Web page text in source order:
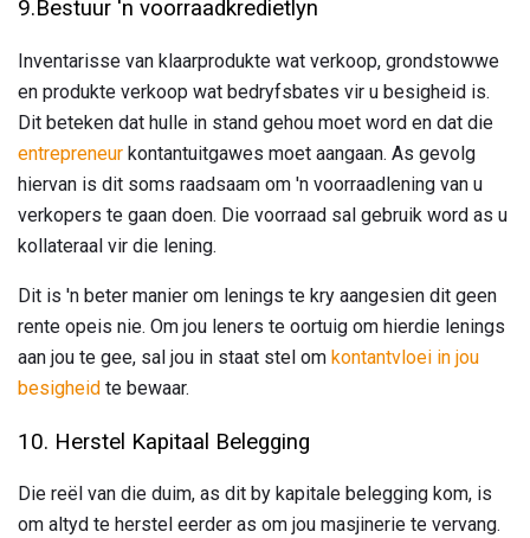
9.Bestuur 'n voorraadkredietlyn
Inventarisse van klaarprodukte wat verkoop, grondstowwe
en produkte verkoop wat bedryfsbates vir u besigheid is.
Dit beteken dat hulle in stand gehou moet word en dat die
entrepreneur kontantuitgawes moet aangaan. As gevolg
hiervan is dit soms raadsaam om 'n voorraadlening van u
verkopers te gaan doen. Die voorraad sal gebruik word as u
kollateraal vir die lening.
Dit is 'n beter manier om lenings te kry aangesien dit geen
rente opeis nie. Om jou leners te oortuig om hierdie lenings
aan jou te gee, sal jou in staat stel om kontantvloei in jou
besigheid te bewaar.
10. Herstel Kapitaal Belegging
Die reël van die duim, as dit by kapitale belegging kom, is
om altyd te herstel eerder as om jou masjinerie te vervang.